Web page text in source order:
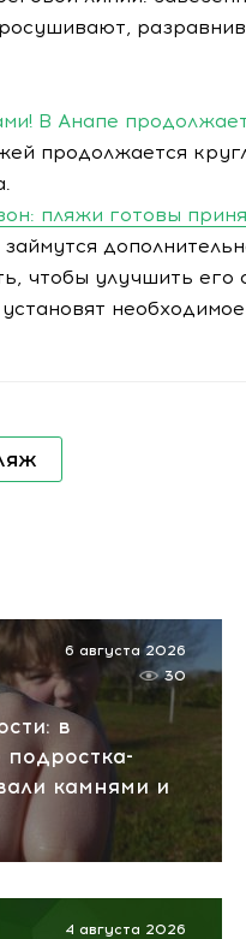
В Анапе
продолжается
пляжи готовы
чтобы улучшить
в
подростка-
камнями и
6 августа 2026
30
4 августа 2026